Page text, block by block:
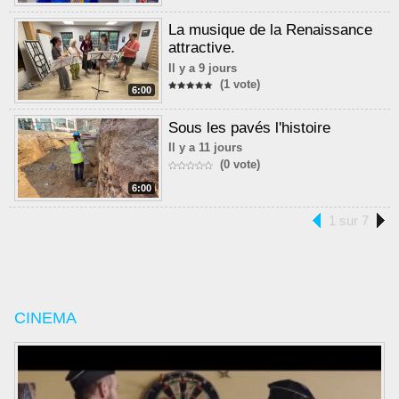
6:00
La musique de la Renaissance
attractive.
Il y a 9 jours
(1 vote)
6:00
Sous les pavés l'histoire
Il y a 11 jours
(0 vote)
1 sur 7
CINEMA